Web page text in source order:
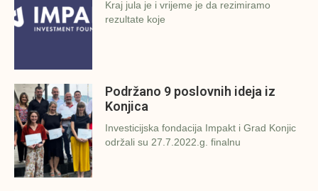
Kraj jula je i vrijeme je da rezimiramo
rezultate koje
Podržano 9 poslovnih ideja iz
Konjica
Investicijska fondacija Impakt i Grad Konjic
održali su 27.7.2022.g. finalnu